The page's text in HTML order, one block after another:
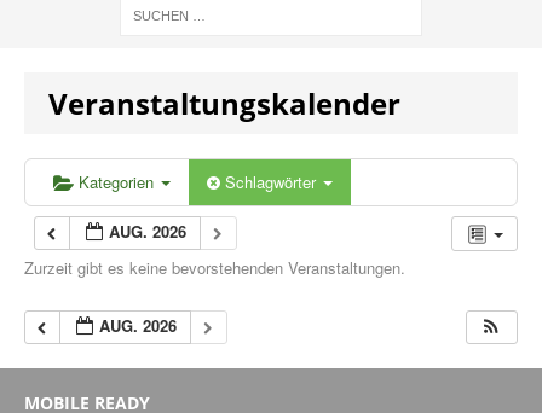
Veranstaltungskalender
Kategorien Schlagwörter
AUG. 2026
Zurzeit gibt es keine bevorstehenden Veranstaltungen.
AUG. 2026
MOBILE READY